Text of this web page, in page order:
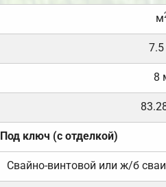
м
8
Под ключ (с отделкой)
Свайно-винтовой или ж/б